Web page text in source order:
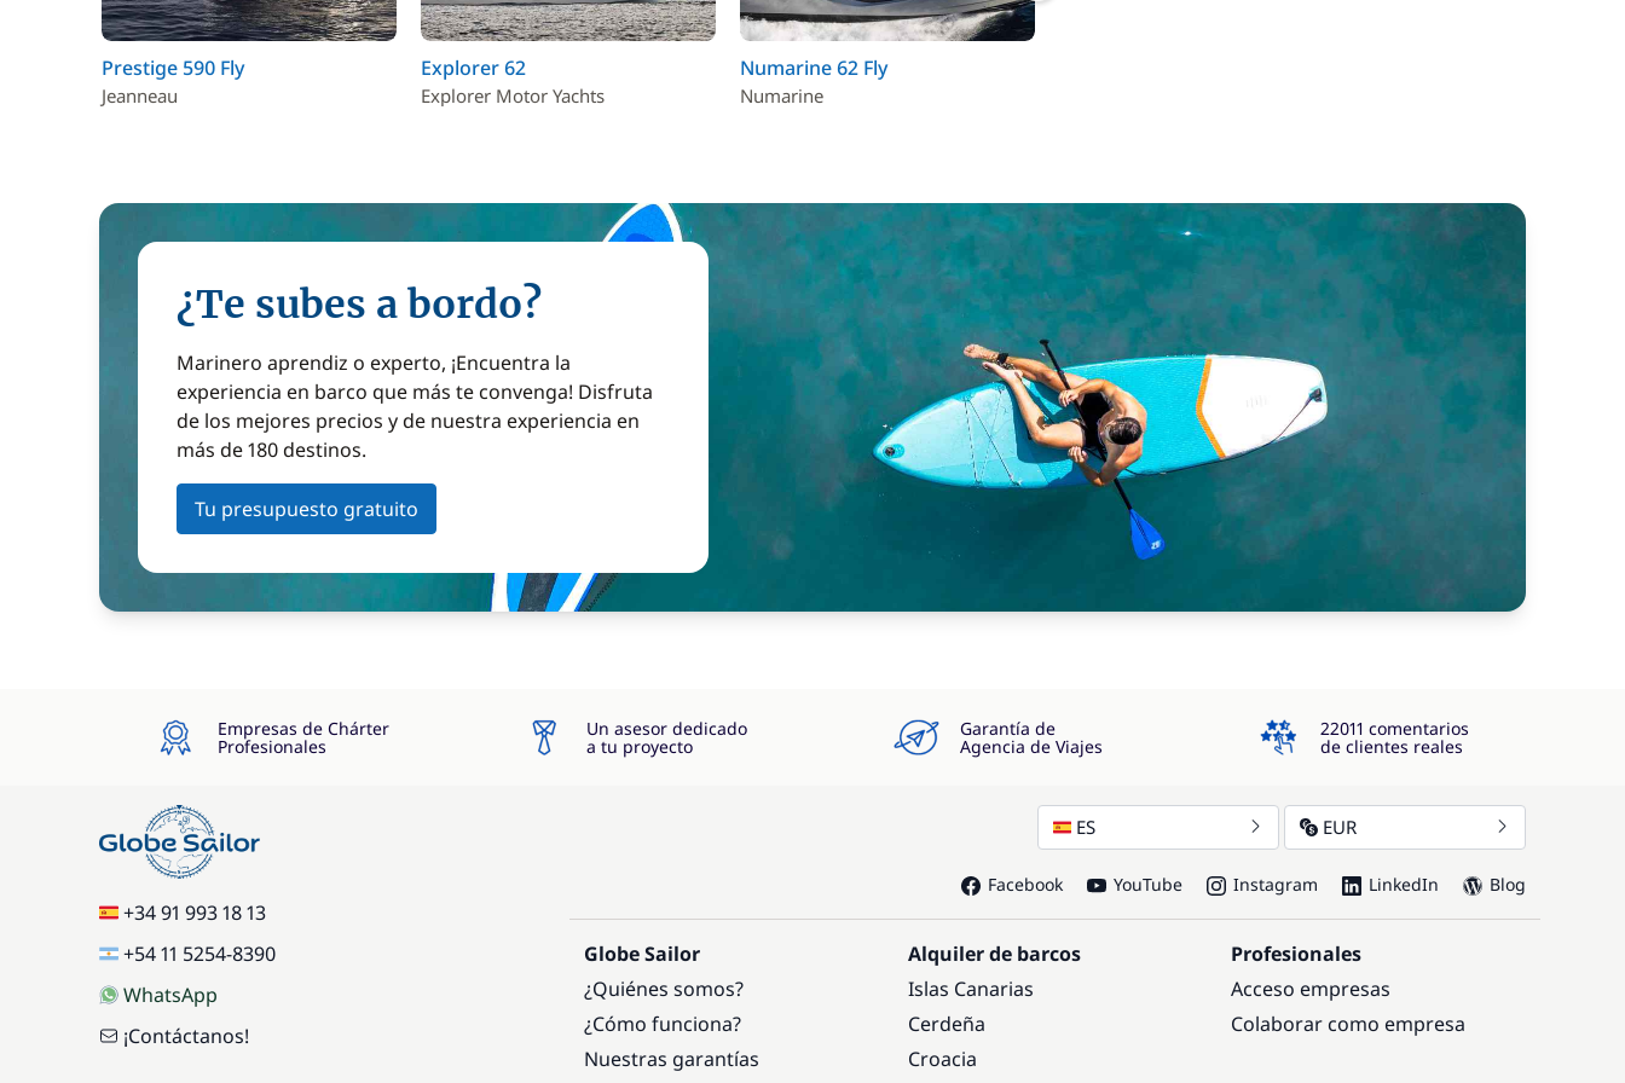
Prestige 590 Fly
Jeanneau
Explorer 62
Explorer Motor Yachts
Numarine 62 Fly
Numarine
¿Te subes a bordo?
Marinero aprendiz o experto, ¡Encuentra la
experiencia en barco que más te convenga! Disfruta
de los mejores precios y de nuestra experiencia en
más de 180 destinos.
Tu presupuesto gratuito
Empresas de Chárter
Profesionales
Un asesor dedicado
a tu proyecto
Garantía de
Agencia de Viajes
4.3
22011 comentarios
de clientes reales
+34 91 993 18 13
+54 11 5254-8390
WhatsApp
¡Contáctanos!
ES EUR
Facebook YouTube Instagram LinkedIn Blog
Globe Sailor
¿Quiénes somos?
¿Cómo funciona?
Nuestras garantías
Alquiler de barcos
Islas Canarias
Cerdeña
Croacia
Profesionales
Acceso empresas
Colaborar como empresa